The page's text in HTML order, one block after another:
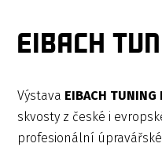
EIBACH
Výstava EIBACH TUNING
skvosty z české i
profesionální